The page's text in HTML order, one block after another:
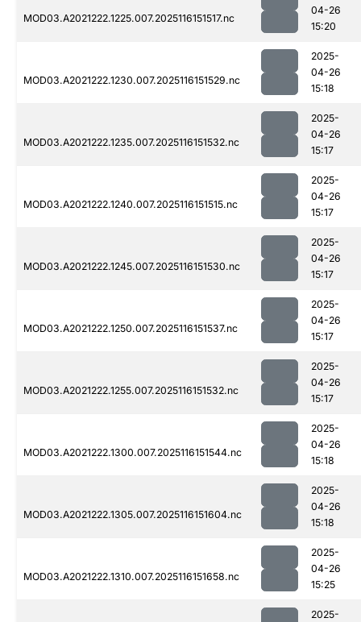
MOD03.A2021222.1225.007.2025116151517.nc
04-26
15:20
MOD03.A2021222.1230.007.2025116151529.nc
2025-
04-26
15:18
MOD03.A2021222.1235.007.2025116151532.nc
2025-
04-26
15:17
MOD03.A2021222.1240.007.2025116151515.nc
2025-
04-26
15:17
MOD03.A2021222.1245.007.2025116151530.nc
2025-
04-26
15:17
MOD03.A2021222.1250.007.2025116151537.nc
2025-
04-26
15:17
MOD03.A2021222.1255.007.2025116151532.nc
2025-
04-26
15:17
MOD03.A2021222.1300.007.2025116151544.nc
2025-
04-26
15:18
MOD03.A2021222.1305.007.2025116151604.nc
2025-
04-26
15:18
MOD03.A2021222.1310.007.2025116151658.nc
2025-
04-26
15:25
2025-